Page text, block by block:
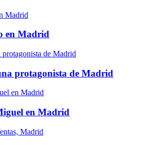
en Madrid
protagonista de Madrid
en Madrid